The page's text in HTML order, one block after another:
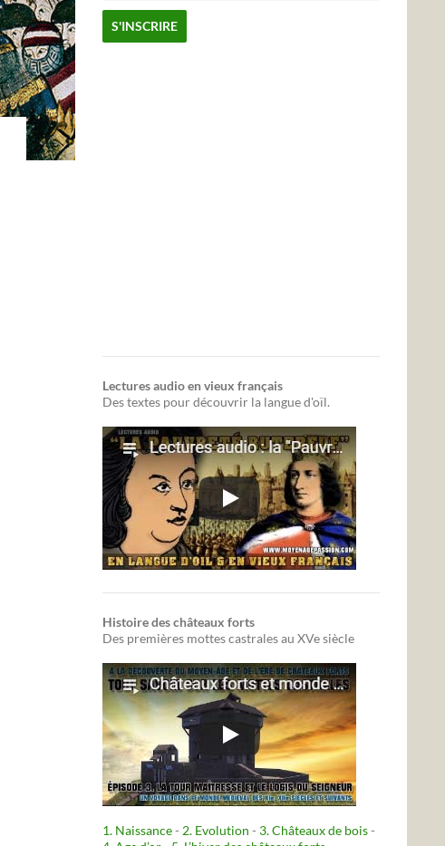
Lectures audio en vieux français
Des textes pour découvrir la langue d'oïl.
Histoire des châteaux forts
Des premières mottes castrales au XVe siècle
1. Naissance- 2. Evolution - 3. Châteaux de bois-